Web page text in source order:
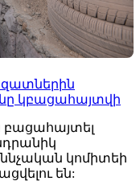
կբացահայտվի
կոմիտեի
են: